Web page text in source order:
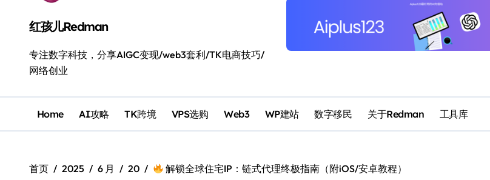
GPT-5.6深度实测：ChatGPT、Work、Codex合体后，AI终于能独立完成一个项目了？
国行手机也能拥有美国真实海外号：用saily 通过 Codex、Telegram 的手机验证，每月几块钱
2026 高效信息流搭建指南：用4类工具打造你的个人情报雷达
红孩儿Redman
专注数字科技，分享AIGC变现/web3套利/TK电商技巧/
网络创业
Home AI攻略 TK跨境 VPS选购 Web3 WP建站 数字移民 关于Redman 工具库
首页 2025 6 月 20 解锁全球住宅IP：链式代理终极指南（附iOS/安卓教程）